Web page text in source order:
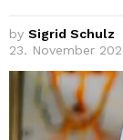
by Sigrid Schulz
23. November